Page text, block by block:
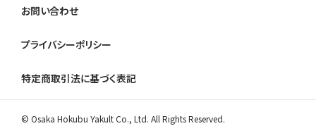
お問い合わせ
プライバシーポリシー
特定商取引法に基づく表記
© Osaka Hokubu Yakult Co., Ltd. All Rights Reserved.